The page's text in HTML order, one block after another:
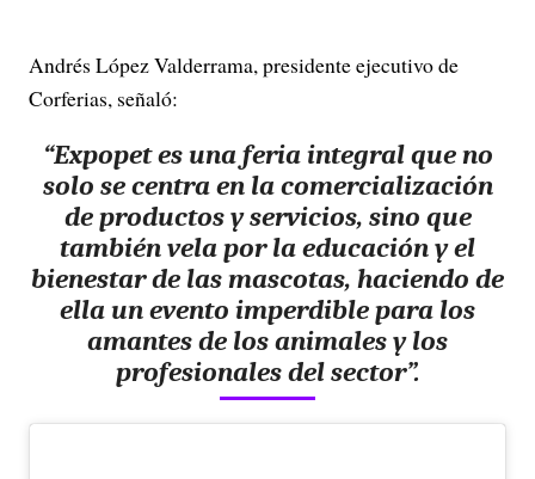
Andrés López Valderrama, presidente ejecutivo de
Corferias, señaló:
“Expopet es una feria integral que no
solo se centra en la comercialización
de productos y servicios, sino que
también vela por la educación y el
bienestar de las mascotas, haciendo de
ella un evento imperdible para los
amantes de los animales y los
profesionales del sector”.